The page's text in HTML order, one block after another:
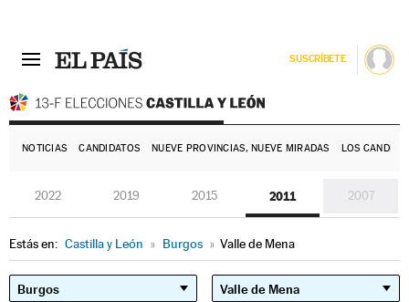
SUSCRÍBETE
NOTICIAS CANDIDATOS NUEVE PROVINCIAS, NUEVE MIRADAS LOS
2022 2019 2015 2011 2007
Estás en: Castilla y León » Burgos » Valle de Mena